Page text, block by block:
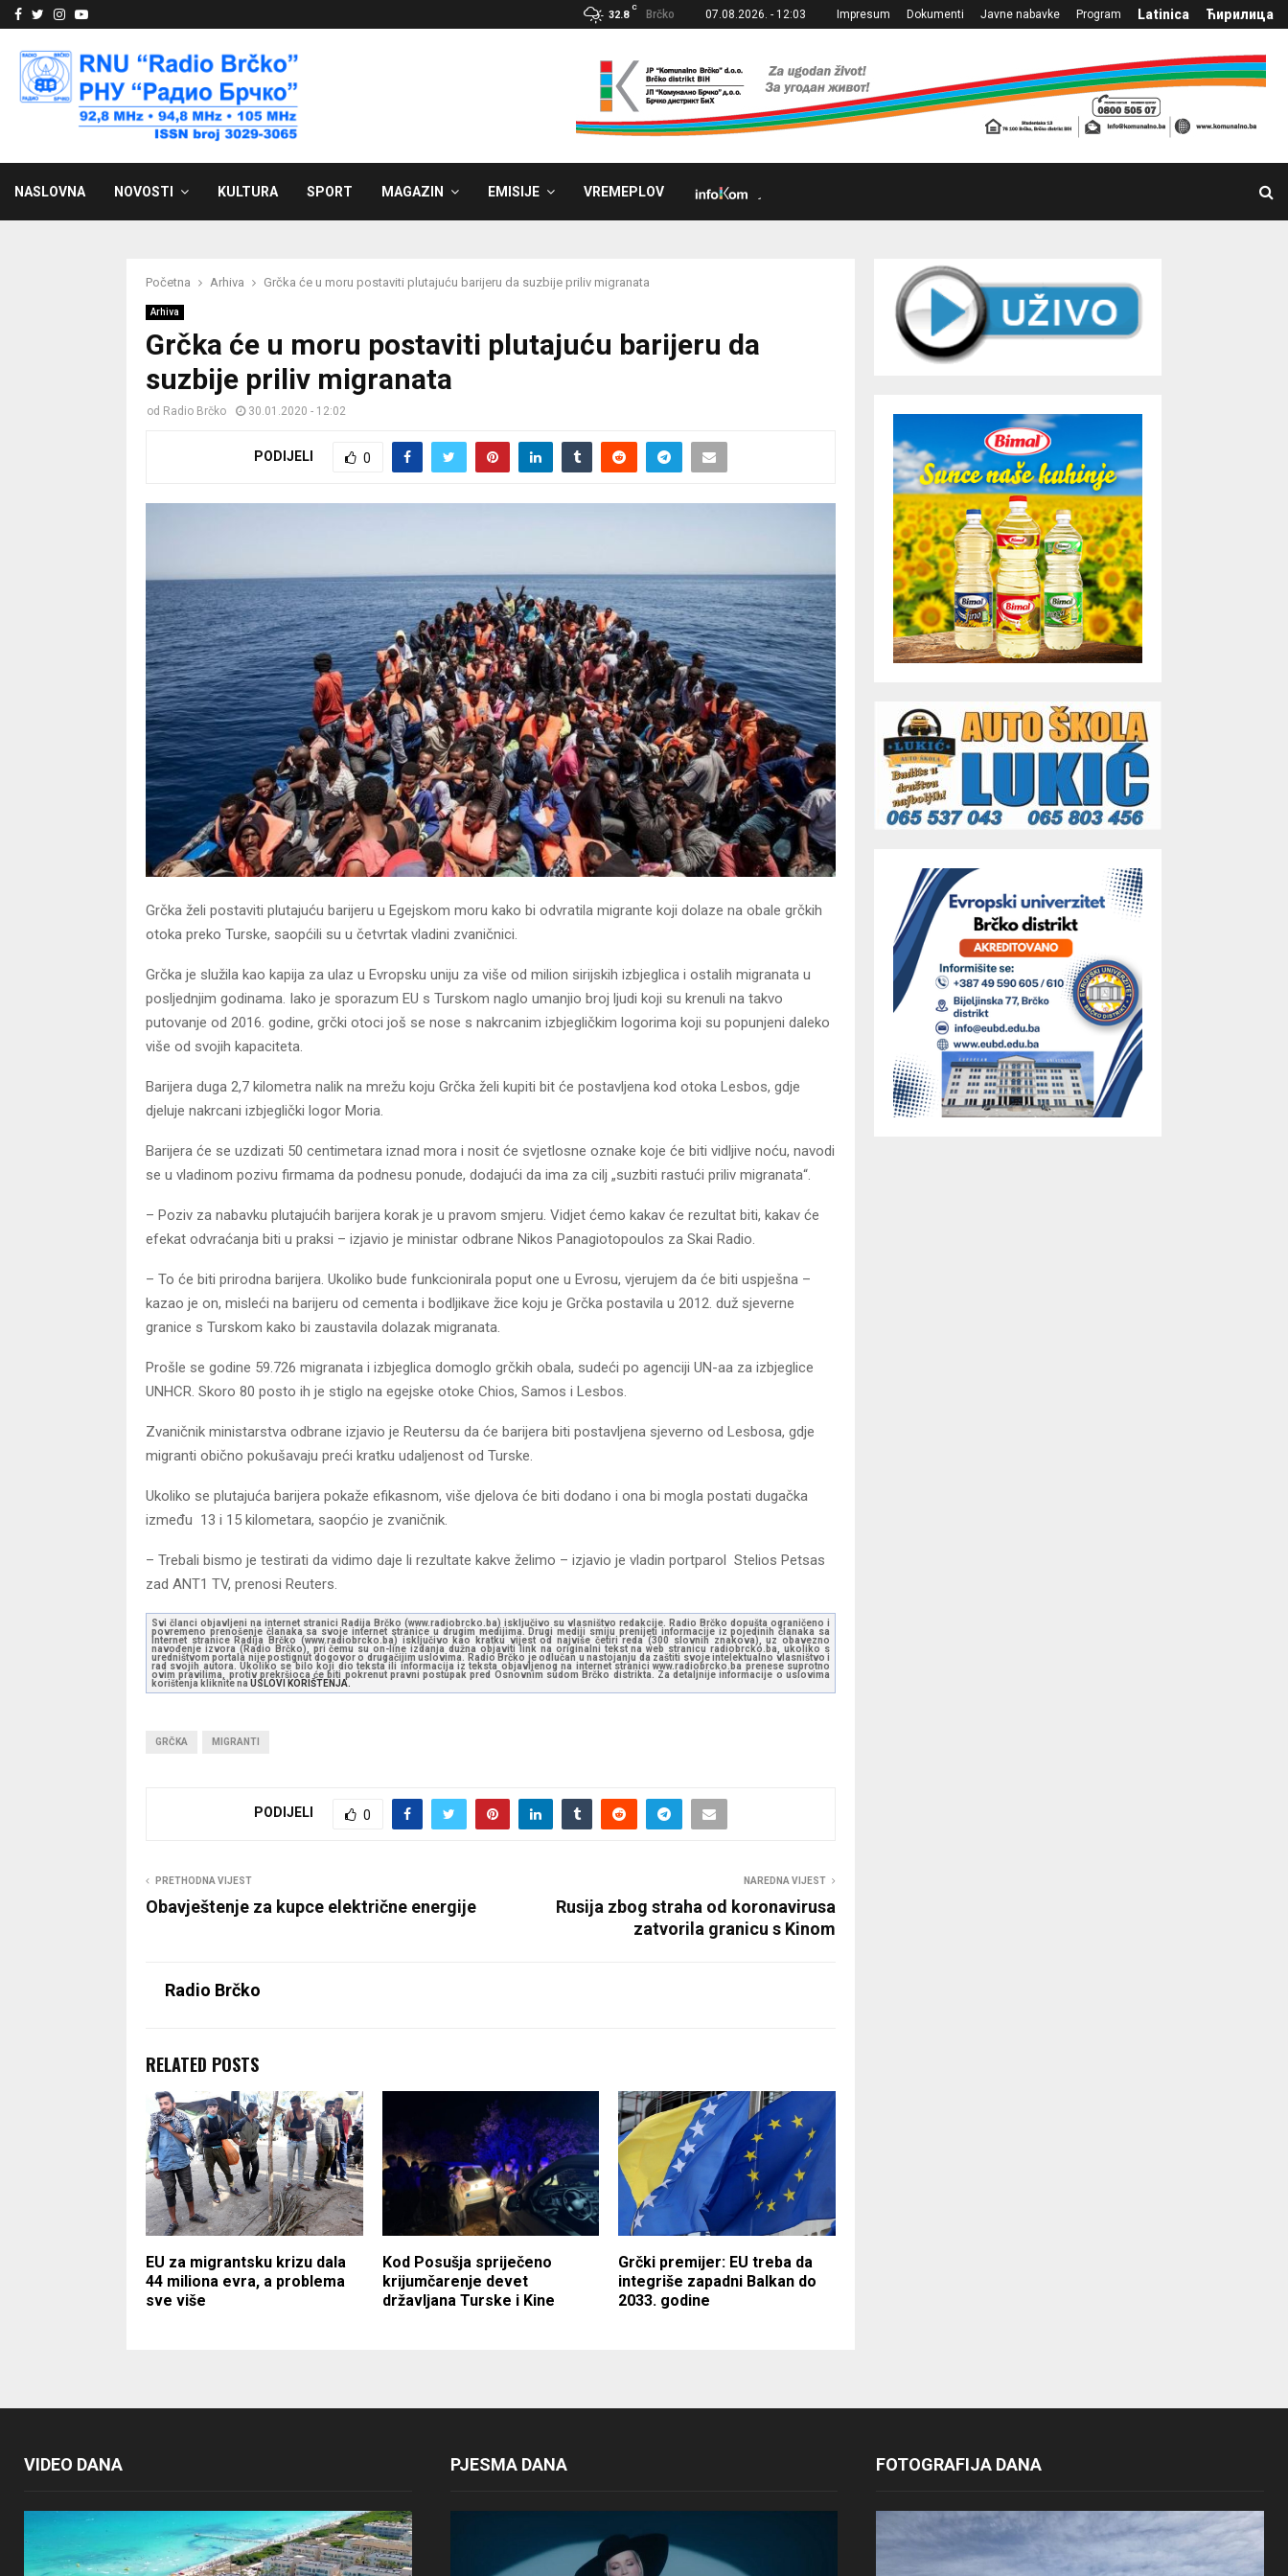
Facebook
Twitter
Instagram
Youtube 32.8
C
Brčko 07.08.2026. - 12:03 Impresum Dokumenti Javne nabavke Program Latinica Ћирилица
NASLOVNA NOVOSTI KULTURA SPORT MAGAZIN EMISIJE VREMEPLOV
Početna Arhiva Grčka će u moru postaviti plutajuću barijeru da suzbije priliv migranata
Arhiva
Grčka će u moru postaviti plutajuću barijeru da
suzbije priliv migranata
od Radio Brčko 30.01.2020 - 12:02
PODIJELI 0
Grčka želi postaviti plutajuću barijeru u Egejskom moru kako bi odvratila migrante koji dolaze na obale grčkih
otoka preko Turske, saopćili su u četvrtak vladini zvaničnici.
Grčka je služila kao kapija za ulaz u Evropsku uniju za više od milion sirijskih izbjeglica i ostalih migranata u
posljednjim godinama. Iako je sporazum EU s Turskom naglo umanjio broj ljudi koji su krenuli na takvo
putovanje od 2016. godine, grčki otoci još se nose s nakrcanim izbjegličkim logorima koji su popunjeni daleko
više od svojih kapaciteta.
Barijera duga 2,7 kilometra nalik na mrežu koju Grčka želi kupiti bit će postavljena kod otoka Lesbos, gdje
djeluje nakrcani izbjeglički logor Moria.
Barijera će se uzdizati 50 centimetara iznad mora i nosit će svjetlosne oznake koje će biti vidljive noću, navodi
se u vladinom pozivu firmama da podnesu ponude, dodajući da ima za cilj „suzbiti rastući priliv migranata“.
– Poziv za nabavku plutajućih barijera korak je u pravom smjeru. Vidjet ćemo kakav će rezultat biti, kakav će
efekat odvraćanja biti u praksi – izjavio je ministar odbrane Nikos Panagiotopoulos za Skai Radio.
– To će biti prirodna barijera. Ukoliko bude funkcionirala poput one u Evrosu, vjerujem da će biti uspješna –
kazao je on, misleći na barijeru od cementa i bodljikave žice koju je Grčka postavila u 2012. duž sjeverne
granice s Turskom kako bi zaustavila dolazak migranata.
Prošle se godine 59.726 migranata i izbjeglica domoglo grčkih obala, sudeći po agenciji UN-aa za izbjeglice
UNHCR. Skoro 80 posto ih je stiglo na egejske otoke Chios, Samos i Lesbos.
Zvaničnik ministarstva odbrane izjavio je Reutersu da će barijera biti postavljena sjeverno od Lesbosa, gdje
migranti obično pokušavaju preći kratku udaljenost od Turske.
Ukoliko se plutajuća barijera pokaže efikasnom, više djelova će biti dodano i ona bi mogla postati dugačka
između 13 i 15 kilometara, saopćio je zvaničnik.
– Trebali bismo je testirati da vidimo daje li rezultate kakve želimo – izjavio je vladin portparol Stelios Petsas
zad ANT1 TV, prenosi Reuters.
Svi članci objavljeni na internet stranici Radija Brčko (www.radiobrcko.ba) isključivo su vlasništvo redakcije. Radio Brčko dopušta ograničeno i
povremeno prenošenje članaka sa svoje internet stranice u drugim medijima. Drugi mediji smiju prenijeti informacije iz pojedinih članaka sa
Internet stranice Radija Brčko (www.radiobrcko.ba) isključivo kao kratku vijest od najviše četiri reda (300 slovnih znakova), uz obavezno
navođenje izvora (Radio Brčko), pri čemu su on-line izdanja dužna objaviti link na originalni tekst na web stranicu radiobrcko.ba, ukoliko s
uredništvom portala nije postignut dogovor o drugačijim uslovima. Radio Brčko je odlučan u nastojanju da zaštiti svoje intelektualno vlasništvo i
rad svojih autora. Ukoliko se bilo koji dio teksta ili informacija iz teksta objavljenog na internet stranici www.radiobrcko.ba prenese suprotno
ovim pravilima, protiv prekršioca će biti pokrenut pravni postupak pred Osnovnim sudom Brčko distrikta. Za detaljnije informacije o uslovima
korištenja kliknite na USLOVI KORIŠTENJA.
GRČKA MIGRANTI
PODIJELI 0
PRETHODNA VIJEST
Obavještenje za kupce električne energije
NAREDNA VIJEST
Rusija zbog straha od koronavirusa
zatvorila granicu s Kinom
Radio Brčko
RELATED POSTS
EU za migrantsku krizu dala
44 miliona evra, a problema
sve više
Kod Posušja spriječeno
krijumčarenje devet
državljana Turske i Kine
Grčki premijer: EU treba da
integriše zapadni Balkan do
2033. godine
VIDEO DANA PJESMA DANA FOTOGRAFIJA DANA